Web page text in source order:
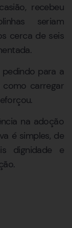
recebeu
seriam
cerca de seis
para a
como carregar
na adoção
é simples, de
dignidade e